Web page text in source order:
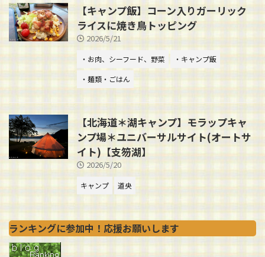
【キャンプ飯】コーン入りガーリック
ライスに焼き鳥トッピング
2026/5/21
・お肉、シーフード、野菜
・キャンプ飯
・麺類・ごはん
【北海道＊湖キャンプ】モラップキャ
ンプ場＊ユニバーサルサイト(オートサ
イト)【支笏湖】
2026/5/20
キャンプ 道央
ランキングに参加中！応援お願いします